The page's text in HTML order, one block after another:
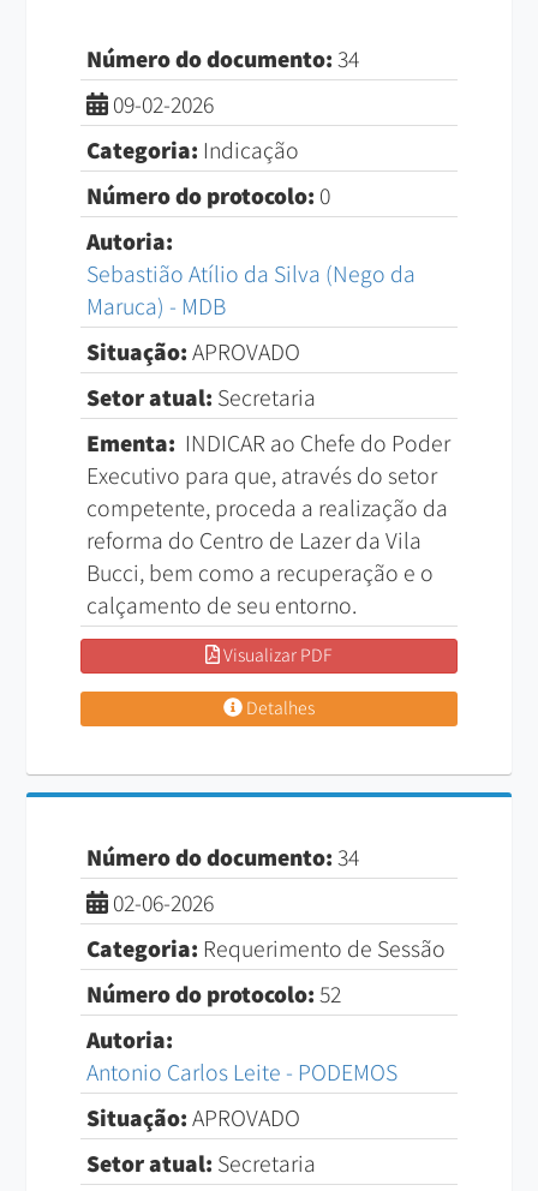
Número do documento:34
09-02-2026
Categoria: Indicação
Número do protocolo: 0
Autoria:
Sebastião Atílio da Silva (Nego da
Maruca) - MDB
Situação:APROVADO
Setor atual: Secretaria
Ementa: INDICAR ao Chefe do Poder
Executivo para que, através do setor
competente, proceda a realização da
reforma do Centro de Lazer da Vila
Bucci, bem como a recuperação e o
calçamento de seu entorno.
Visualizar PDF
Detalhes
Número do documento:34
02-06-2026
Categoria: Requerimento de Sessão
Número do protocolo:52
Autoria:
Antonio Carlos Leite - PODEMOS
Situação:APROVADO
Setor atual: Secretaria